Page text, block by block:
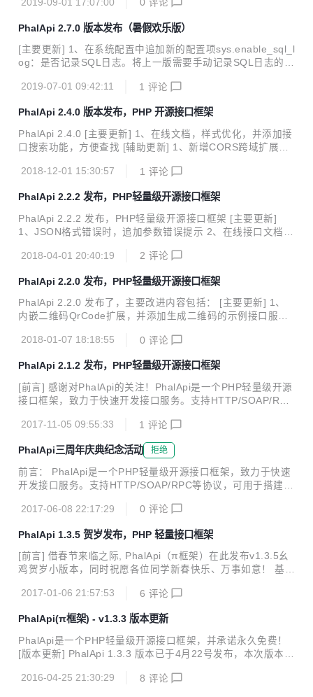
时，若写入失败将500异常提示 1、文件配置PhalApi\Config
pi\DI()->debug全局模式或初始化时指定调试模式。为调试模
式时，若配置不存在将500异常提示 [辅助更新] [BUG修复]
1、URI路由匹配模式下默认接口读取不到 2、配置多个数据库
时候, 调用get、update时会提...
2019-09-01 17:07:00 0 评论
PhalApi 2.7.0 版本发布（暑假欢乐版）
[主要更新] 1、在系统配置中追加新的配置项sys.enable_sql_l
og：是否记录SQL日志。将上一版需要手动记录SQL日志的方
据库? 2、文件缓存FileCache，追加新配置项：是否格式化缓
SE时不格式化文件名，方便查看，但开发者需要注意文件名的
有效性。 3、开放接口文档模板（即从Kernal移到PhalApi，
方便项目修改）；并在接口详情在线文档，追加支持JSON示
例的配置和展示。接口返回的示例放置在./src/app/demos目
录下，各个应...
2019-07-01 09:42:11 1 评论
PhalApi 2.4.0 版本发布，PHP 开源接口框架
PhalApi 2.4.0 [主要更新] 1、在线文档，样式优化，并添加接
口搜索功能，方便查找 [辅助更新] 1、新增CORS跨域扩展，
及示例 [BUG修复] 1、分表策略下默认缺省表名再次获取时，
返回时，对于XML格式的输出进行object转字符串的报错修正
相关链接： PhalApi在线文档：http://www.phalapi.net/wikis/
PhalApi免费下载：http://git.oschina.net/dogstar/PhalApi
2018-12-01 15:30:57 1 评论
PhalApi 2.2.2 发布，PHP轻量级开源接口框架
PhalApi 2.2.2 发布，PHP轻量级开源接口框架 [主要更新]
1、JSON格式错误时，追加参数错误提示 2、在线接口文档美
移phalapi/apkAPK文件解包处理扩展，由 @喵了个咪 提供 [B
据库查询失败时，修正空对象调用问题 3、修复 接口详情页接
口测试工具bug/新增多文件上传支持 @天未白 [如何更新] 修
改composer.json文件中PhalApi的版本号，然后执行：comp
oser update 命令即可。 "require": { ...
2018-04-01 20:40:19 2 评论
PhalApi 2.2.0 发布，PHP轻量级开源接口框架
PhalApi 2.2.0 发布了，主要改进内容包括： [主要更新] 1、
内嵌二维码QrCode扩展，并添加生成二维码的示例接口服务E
文档，渲染时支持指定视图路径 [辅助更新] 1、界面更美化的
例 2、新增生成二维码QrCode扩展，基于PHP QrCode实
现。 3、新增生成条形码barcode扩展，基于barcodegen实
现。 4、新增拼音转换pinyin扩展，基于overtrue/pinyin实
2018-01-07 18:18:55 0 评论
PhalApi 2.1.2 发布，PHP轻量级开源接口框架
[前言] 感谢对PhalApi的关注！PhalApi是一个PHP轻量级开源
接口框架，致力于快速开发接口服务。支持HTTP/SOAP/RPC
s。 为了提供更主流、面向未来、符合大家所期望的开源接口
框架，我们于2017.09发布了基于composer、命名空间的2.x
全新体验系列版本。经过约半年的研发、两个月的内测、以及
两个月的公测，2.x 现已稳定，并有大部分同学正在使用Phal
Api 2.x。因此，大家可放心使用PhalApi 2.x系列，并推荐使
新，最后...
2017-11-05 09:55:33 1 评论
PhalApi三周年庆典纪念活动 拒绝
前言： PhalApi是一个PHP轻量级开源接口框架，致力于快速
开发接口服务。支持HTTP/SOAP/RPC等协议，可用于搭建接
受广大开发人员的喜欢，Star人数达860+人，PHP类排名第
项目 Top 50 （排名第4）、 2016 年度码云热门项目排行榜 T
OP 50（第23名）。从2015年开源至今，平均每天3位新用
户，使用的开发人员遍布全国各地，为广大项目开发提供了有
有欢乐也有泪水! ...
2017-06-08 22:17:29 0 评论
PhalApi 1.3.5 贺岁发布，PHP 轻量接口框架
[前言] 借春节来临之际, PhalApi（π框架）在此发布v1.3.5幺
鸡贺岁小版本，同时祝愿各位同学新春快乐、万事如意！ 基于
文件PhalApi即可使用新版功能。 [主要更新] 1、调试模式
题 2、错误日记追加，按现有的日记格式补充到已有的日记载
体 3、将PhalApi_Model_NotORM::getTableName($id)抽象
方法改为返回默认表名的实现，以防实现此方法而引起的报错
4、优化logs机制,对脚本程序进行优化 5、phalapi-buildapp
及phal...
2017-01-06 21:57:53 6 评论
PhalApi(π框架) - v1.3.3 版本更新
PhalApi是一个PHP轻量级开源接口框架，并承诺永久免费！
[版本更新] PhalApi 1.3.3 版本已于4月22号发布，本次版本主
有： π取自派发音（pai），容易记忆，与框架名字谐音 π是
2016-04-25 21:30:29 8 评论